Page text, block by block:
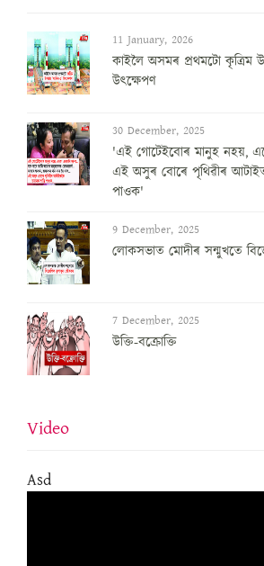
11 January, 2026
কাইলৈ অসমৰ প্ৰথমটো কৃত্ৰিম
উৎক্ষেপণ
30 December, 2025
'এই গোটেইবোৰ মানুহ নহয়,
এই অসুৰ বোৰে পৃথিৱীৰ
পাওক'
9 December, 2025
লোকসভাত মোদীৰ সন্মুখতে
7 December, 2025
উক্তি-বক্ৰোক্তি
Video
Asd